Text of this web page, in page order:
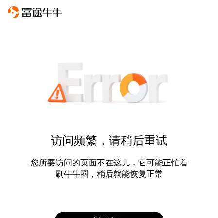
访问频繁，请稍后重试
您所要访问的页面不在这儿，它可能正忙着
刷牛牛圈，稍后就能恢复正常